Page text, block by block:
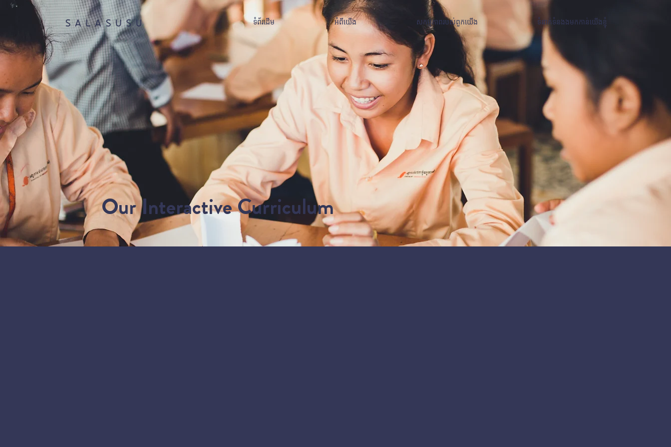
ទំព័រដើម អំពីយើង សកម្មភាពរបស់ពួកយើង ទំនាក់ទំនងងមកកាន់យើងខ្ញុំ
​Our Interactive Curriculum